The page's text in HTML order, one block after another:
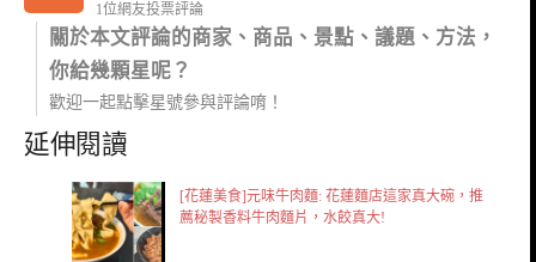
1位網友投票評論
關於本文評論的商家、商品、景點、議題、方法，
你給幾顆星呢？
歡迎一起點擊星號參與評論唷！
延伸閱讀
[花蓮美食]元味牛肉麵: 花蓮麵店這家真大碗，推
薦秘製香料牛肉麵片，水餃真大!